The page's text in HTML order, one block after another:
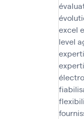
excel
level